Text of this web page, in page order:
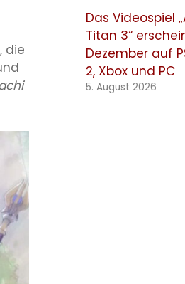
die
Das Videospiel
Titan 3“
Dezember auf
2, Xbox und PC
5. August 2026